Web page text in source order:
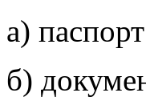
а)
б)